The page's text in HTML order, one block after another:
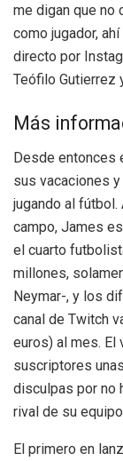
me digan que no
como jugador,
directo por
Teófilo Gutierrez
Más
Desde entonces
sus vacaciones
jugando al
campo, James
el cuarto
millones,
Neymar-, y los
canal de Twitch
euros) al mes.
suscriptores
disculpas por no
rival de su
El primero en